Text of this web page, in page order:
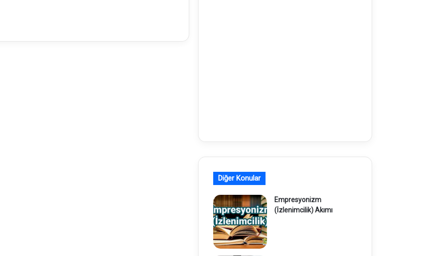
Diğer Konular
Empresyonizm
(İzlenimcilik) Akımı